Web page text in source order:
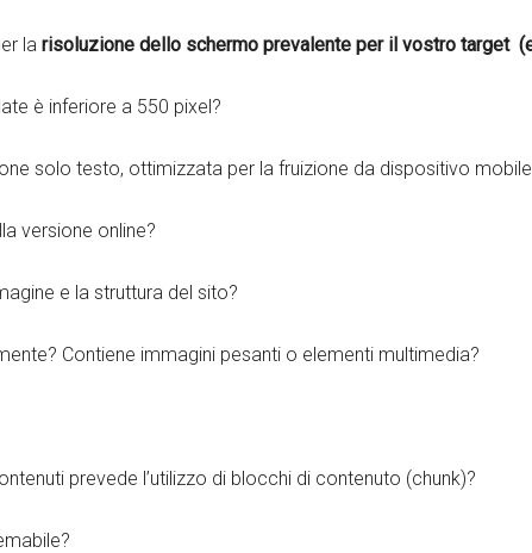
la risoluzione dello schermo prevalente per il vostro target
è inferiore a 550 pixel?
solo testo, ottimizzata per la fruizione da dispositivo
versione online?
e la struttura del sito?
Contiene immagini pesanti o elementi multimedia?
prevede l’utilizzo di blocchi di contenuto (chunk)?